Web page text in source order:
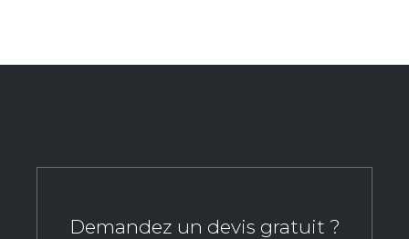
Demandez un devis gratuit ?